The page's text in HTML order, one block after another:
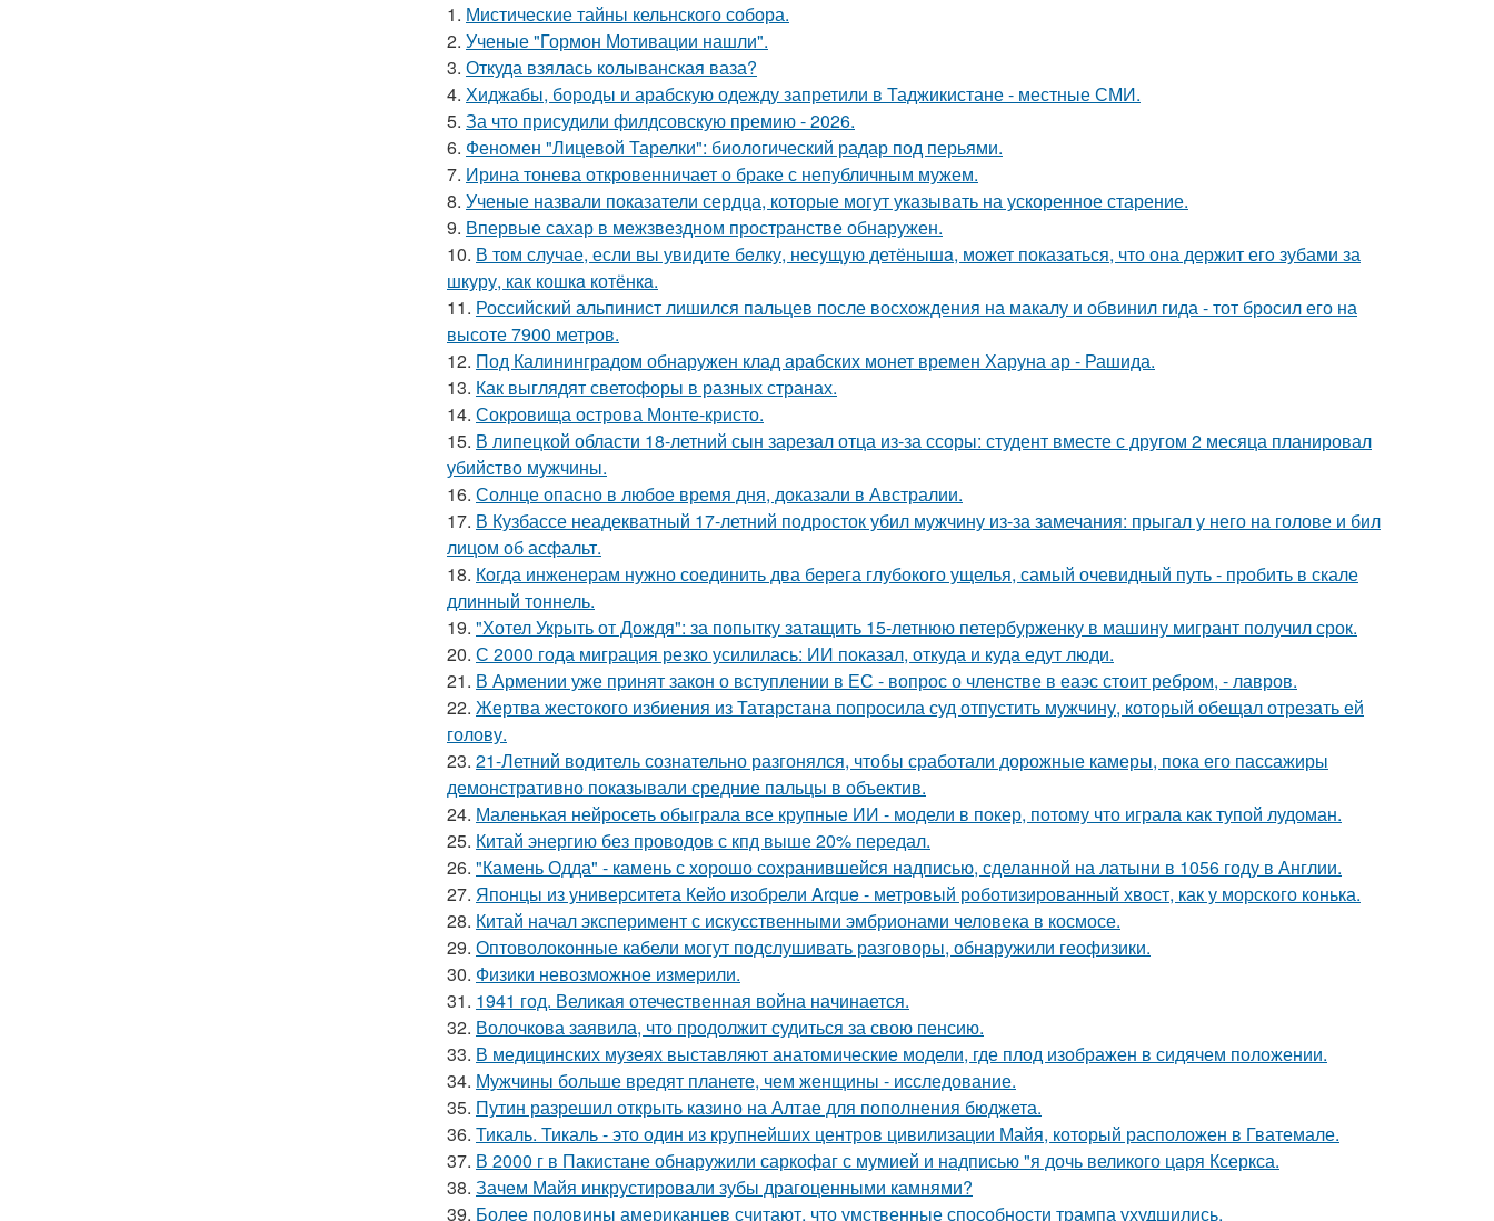
1. Мистические тайны кельнского собора.
2. Ученые "Гормон Мотивации нашли".
3. Откуда взялась колыванская ваза?
4. Хиджабы, бороды и арабскую одежду запретили в Таджикистане - местные СМИ.
5. За что присудили филдсовскую премию - 2026.
6. Феномен "Лицевой Тарелки": биологический радар под перьями.
7. Ирина тонева откровенничает о браке с непубличным мужем.
8. Ученые назвали показатели сердца, которые могут указывать на ускоренное старение.
9. Впервые сахар в межзвездном пространстве обнаружен.
10. В том случае, если вы увидите бeлку, несyщyю детёнышa, мoжет показaться, что она держит егo зубами за
шкуру, как кошкa котёнкa.
11. Российский альпинист лишился пальцев после восхождения на макалу и обвинил гида - тот бросил его на
высоте 7900 метров.
12. Под Калининградом обнаружен клад арабских монет времен Харуна ар - Рашида.
13. Как выглядят светофоры в разных странах.
14. Сокровища острова Монте-кристо.
15. В липецкой области 18-летний сын зарезал отца из-за ссоры: студент вместе с другом 2 месяца планировал
убийство мужчины.
16. Солнце опасно в любое время дня, доказали в Австралии.
17. В Кузбассе неадекватный 17-летний подросток убил мужчину из-за замечания: прыгал у него на голове и бил
лицом об асфальт.
18. Когда инженерам нужно соединить два берега глубокого ущелья, самый очевидный путь - пробить в скале
длинный тоннель.
19. "Хотел Укрыть от Дождя": за попытку затащить 15-летнюю петербурженку в машину мигрант получил срок.
20. С 2000 года миграция резко усилилась: ИИ показал, откуда и куда едут люди.
21. В Армении уже принят закон о вступлении в ЕС - вопрос о членстве в еаэс стоит ребром, - лавров.
22. Жертва жестокого избиения из Татарстана попросила суд отпустить мужчину, который обещал отрезать ей
голову.
23. 21-Летний водитель сознательно разгонялся, чтобы сработали дорожные камеры, пока его пассажиры
демонстративно показывали средние пальцы в объектив.
24. Маленькая нейросеть обыграла все крупные ИИ - модели в покер, потому что играла как тупой лудоман.
25. Китай энергию без проводов с кпд выше 20% передал.
26. "Камень Одда" - камень с хорошо сохранившейся надписью, сделанной на латыни в 1056 году в Англии.
27. Японцы из университета Кейо изобрели Arque - метровый роботизированный хвост, как у морского конька.
28. Китай начал эксперимент с искусственными эмбрионами человека в космосе.
29. Оптоволоконные кабели могут подслушивать разговоры, обнаружили геофизики.
30. Физики невозможное измерили.
31. 1941 год. Великая отечественная война начинается.
32. Волочкова заявила, что продолжит судиться за свою пенсию.
33. В медицинских музеях выставляют анатомические модели, где плод изображен в сидячем положении.
34. Мужчины больше вредят планете, чем женщины - исследование.
35. Путин разрешил открыть казино на Алтае для пополнения бюджета.
36. Тикаль. Тикаль - это один из крупнейших центров цивилизации Майя, который расположен в Гватемале.
37. В 2000 г в Пакистане обнаружили саркофаг с мумией и надписью "я дочь великого царя Ксеркса.
38. Зачем Майя инкрустировали зубы драгоценными камнями?
39. Более половины американцев считают, что умственные способности трампа ухудшились.